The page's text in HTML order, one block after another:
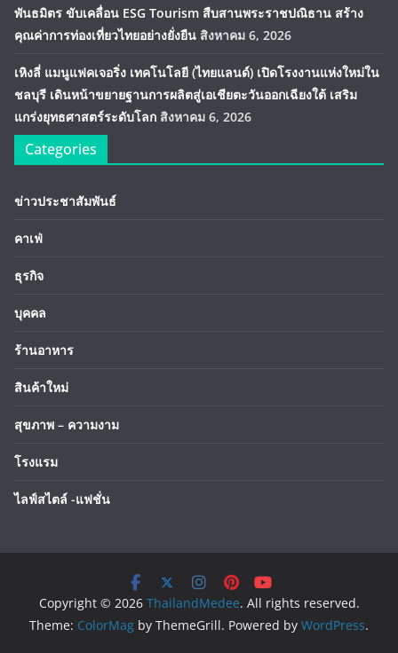
พันธมิตร ขับเคลื่อน ESG Tourism สืบสานพระราชปณิธาน สร้าง
คุณค่าการท่องเที่ยวไทยอย่างยั่งยืน สิงหาคม 6, 2026
เหิงลี่ แมนูแฟคเจอริ่ง เทคโนโลยี (ไทยแลนด์) เปิดโรงงานแห่งใหม่ใน
ชลบุรี เดินหน้าขยายฐานการผลิตสู่เอเชียตะวันออกเฉียงใต้ เสริม
แกร่งยุทธศาสตร์ระดับโลก สิงหาคม 6, 2026
Categories
ข่าวประชาสัมพันธ์
คาเฟ่
ธุรกิจ
บุคคล
ร้านอาหาร
สินค้าใหม่
สุขภาพ – ความงาม
โรงแรม
ไลฟ์สไตล์ -แฟชั่น
Copyright © 2026 ThailandMedee. All rights reserved.
Theme: ColorMag by ThemeGrill. Powered by WordPress.